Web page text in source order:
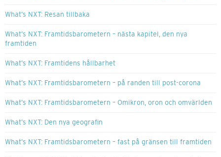
What’s NXT: Resan tillbaka
What’s NXT: Framtidsbarometern – nästa kapitel, den nya
framtiden
What’s NXT: Framtidens hållbarhet
What’s NXT: Framtidsbarometern – på randen till post-corona
What’s NXT: Framtidsbarometern – Omikron, oron och omvärlden
What’s NXT: Den nya geografin
What’s NXT: Framtidsbarometern – fast på gränsen till framtiden